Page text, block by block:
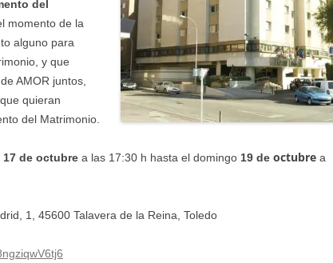
del
momento de la
alguno para
y que
AMOR juntos,
quieran
del Matrimonio.
17 de octubre a las 17:30 h hasta el domingo 19 de octubre a
1, 45600 Talavera de la Reina, Toledo